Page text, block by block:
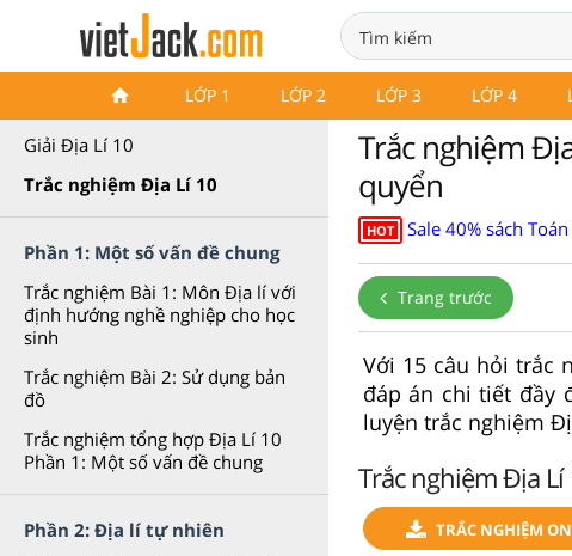
LỚP 1 LỚP 2 LỚP 3 LỚP 4
Trắc nghiệm Địa Lí 10 Cánh
Giải Địa Lí 10
Trắc nghiệm Địa Lí 10
Phần 1: Một số vấn đề chung
Trắc nghiệm Bài 1: Môn Địa lí với
định hướng nghề nghiệp cho học
sinh
Trắc nghiệm Bài 2: Sử dụng bản
đồ
Trắc nghiệm tổng hợp Địa Lí 10
Phần 1: Một số vấn đề chung
Phần 2: Địa lí tự nhiên
Trắc nghiệm
quyển
HOT Sale 40% sách
Trang trước
Với 15 câu hỏi trắc
đáp án chi tiết đầy
luyện trắc nghiệm
Trắc nghiệm Địa
TRẮC NGHIỆM